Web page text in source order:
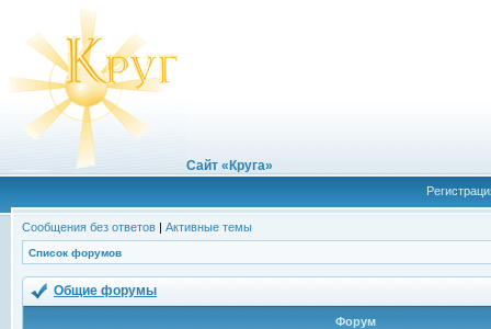
Сайт «Круга»
Сообщения без ответов | Активные темы
Список форумов
Общие форумы
Форум